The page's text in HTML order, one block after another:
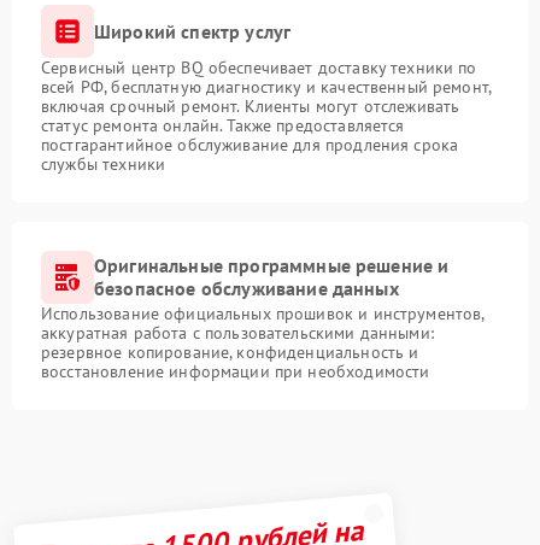
Широкий спектр услуг
Сервисный центр BQ обеспечивает доставку техники по
всей РФ, бесплатную диагностику и качественный ремонт,
включая срочный ремонт. Клиенты могут отслеживать
статус ремонта онлайн. Также предоставляется
постгарантийное обслуживание для продления срока
службы техники
Оригинальные программные решение и
безопасное обслуживание данных
Использование официальных прошивок и инструментов,
аккуратная работа с пользовательскими данными:
резервное копирование, конфиденциальность и
восстановление информации при необходимости